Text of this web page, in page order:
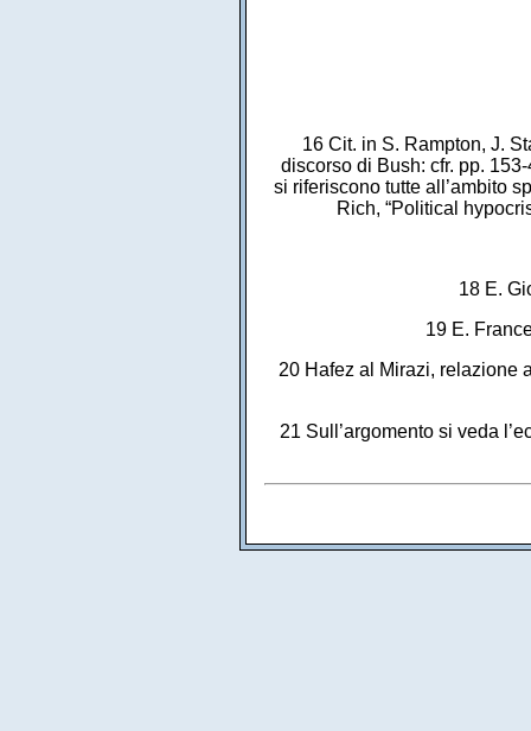
16 Cit. in S. Rampton, J.
discorso di Bush: cfr. pp.
si riferiscono tutte all’ambito
Rich, “Political
18 E.
19 E.
20 Hafez al Mirazi, relazione
21 Sull’argomento si veda